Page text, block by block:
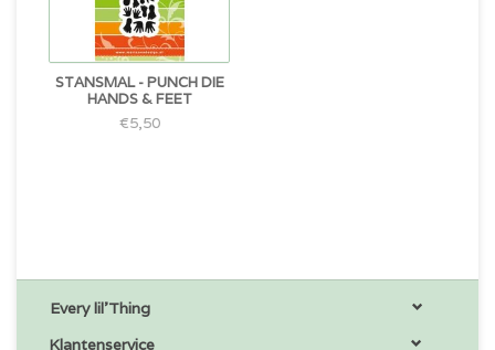
STANSMAL - PUNCH DIE
HANDS & FEET
€5,50
Every lil'Thing
Klantenservice